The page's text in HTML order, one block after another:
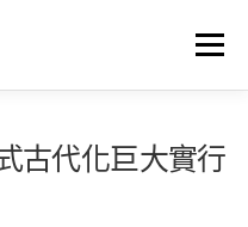
選單
古代化巨大實行